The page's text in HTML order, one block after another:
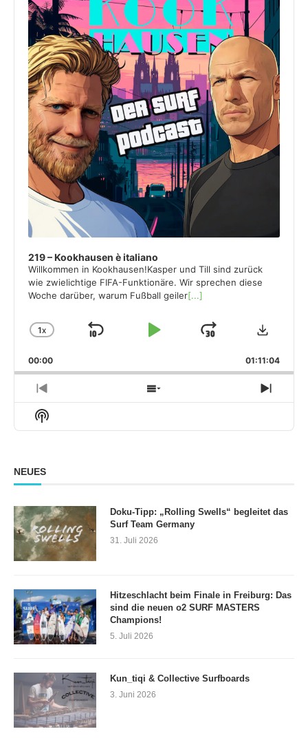
219 – Kookhausen è italiano
Willkommen in Kookhausen!Kasper und Till sind zurück
wie zwielichtige FIFA-Funktionäre. Wir sprechen diese
Woche darüber, warum Fußball geiler[...]
CHANGE
RATE
1X
SKIP
PLAY JUMP
FORWARD
00:00 01:11:04
PREVIOUS
EPISODE
SHOW
EPISODES
NEXT
Show
Podcast
NEUES
Doku-Tipp: „Rolling Swells“ begleitet das
Surf Team Germany
31. Juli 2026
Hitzeschlacht beim Finale in Freiburg: Das
sind die neuen o2 SURF MASTERS
Champions!
5. Juli 2026
Kun_tiqi & Collective Surfboards
3. Juni 2026